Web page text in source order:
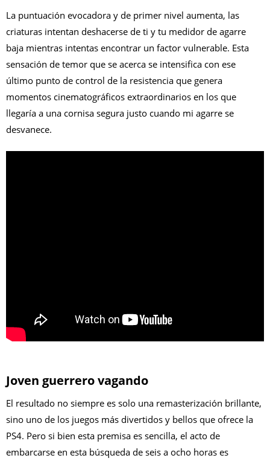
La puntuación evocadora y de primer nivel aumenta, las
criaturas intentan deshacerse de ti y tu medidor de agarre
baja mientras intentas encontrar un factor vulnerable. Esta
sensación de temor que se acerca se intensifica con ese
último punto de control de la resistencia que genera
momentos cinematográficos extraordinarios en los que
llegaría a una cornisa segura justo cuando mi agarre se
desvanece.
Joven guerrero vagando
El resultado no siempre es solo una remasterización brillante,
sino uno de los juegos más divertidos y bellos que ofrece la
PS4. Pero si bien esta premisa es sencilla, el acto de
embarcarse en esta búsqueda de seis a ocho horas es